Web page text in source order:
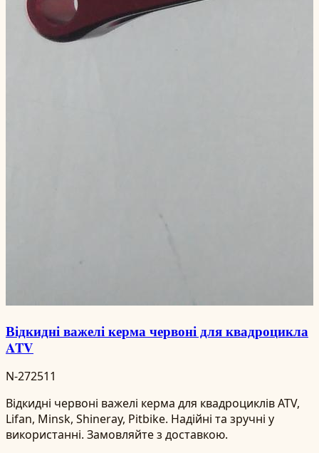
Відкидні важелі керма червоні для квадроцикла
ATV
N-272511
Відкидні червоні важелі керма для квадроциклів ATV,
Lifan, Minsk, Shineray, Pitbike. Надійні та зручні у
використанні. Замовляйте з доставкою.